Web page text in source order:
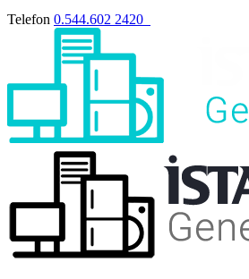
Telefon 0.544.602 2420